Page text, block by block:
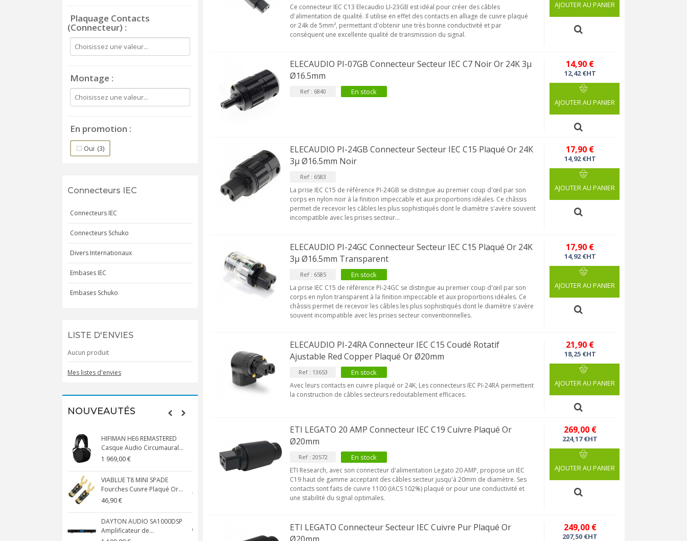
Plaquage Contacts
(Connecteur)
Montage
En promotion
Oui (3)
Connecteurs IEC
Connecteurs IEC
Connecteurs Schuko
Divers Internationaux
Embases IEC
Embases Schuko
LISTE D'ENVIES
Aucun produit
Mes listes d'envies
NOUVEAUTÉS
HIFIMAN HE6 REMASTERED
Casque Audio Circumaural...
1 969,00 €
VIABLUE T8 MINI SPADE
Fourches Cuivre Plaqué Or...
46,90 €
DAYTON AUDIO SA1000DSP
Amplificateur de...
VIABLUE T8 5PIN Connecteur
DIN Phono 5 Pins...
59,90 €
VIABLUE T8 Borniers Enceinte
SMALL Câble Jack 3.5mm...
Ce connecteur IEC C13 Elecaudio LI-23GB est idéal pour créer des câbles
d'alimentation de qualité. Il utilise en effet des contacts en alliage de cuivre plaqué
or 24k de 5mm², permettant d'obtenir une très bonne conductivité et par
conséquent une excellente qualité de transmission du signal.
AJOUTER AU PANIER
ELECAUDIO PI-07GB Connecteur Secteur IEC C7 Noir Or 24K 3µ
Ø16.5mm
Ref : 6840 En stock
14,90 €
12,42 €HT
AJOUTER AU PANIER
ELECAUDIO PI-24GB Connecteur Secteur IEC C15 Plaqué Or 24K
3µ Ø16.5mm Noir
Ref : 6583
La prise IEC C15 de référence PI-24GB se distingue au premier coup d'œil par son
corps en nylon noir à la finition impeccable et aux proportions idéales. Ce châssis
permet de recevoir les câbles les plus sophistiqués dont le diamètre s'avère souvent
incompatible avec les prises secteur...
17,90 €
14,92 €HT
AJOUTER AU PANIER
ELECAUDIO PI-24GC Connecteur Secteur IEC C15 Plaqué Or 24K
3µ Ø16.5mm Transparent
Ref : 6585 En stock
La prise IEC C15 de référence PI-24GC se distingue au premier coup d'œil par son
corps en nylon transparent à la finition impeccable et aux proportions idéales. Ce
châssis permet de recevoir les câbles les plus sophistiqués dont le diamètre s'avère
souvent incompatible avec les prises secteur conventionnelles.
17,90 €
14,92 €HT
AJOUTER AU PANIER
ELECAUDIO PI-24RA Connecteur IEC C15 Coudé Rotatif
Ajustable Red Copper Plaqué Or Ø20mm
Ref : 13653 En stock
Avec leurs contacts en cuivre plaqué or 24K, Les connecteurs IEC PI-24RA permettent
la construction de câbles secteurs redoutablement efficaces.
21,90 €
18,25 €HT
AJOUTER AU PANIER
ETI LEGATO 20 AMP Connecteur IEC C19 Cuivre Plaqué Or
Ø20mm
Ref : 20572 En stock
ETI Research, avec son connecteur d'alimentation Legato 20 AMP, propose un IEC
C19 haut de gamme acceptant des câbles secteur jusqu'à 20mm de diamètre. Ses
contacts sont faits de cuivre 1100 (IACS 102%) plaqué or pour une conductivité et
une stabilité du signal optimales.
269,00 €
224,17 €HT
AJOUTER AU PANIER
ETI LEGATO Connecteur Secteur IEC Cuivre Pur Plaqué Or
249,00 €
207,50 €HT